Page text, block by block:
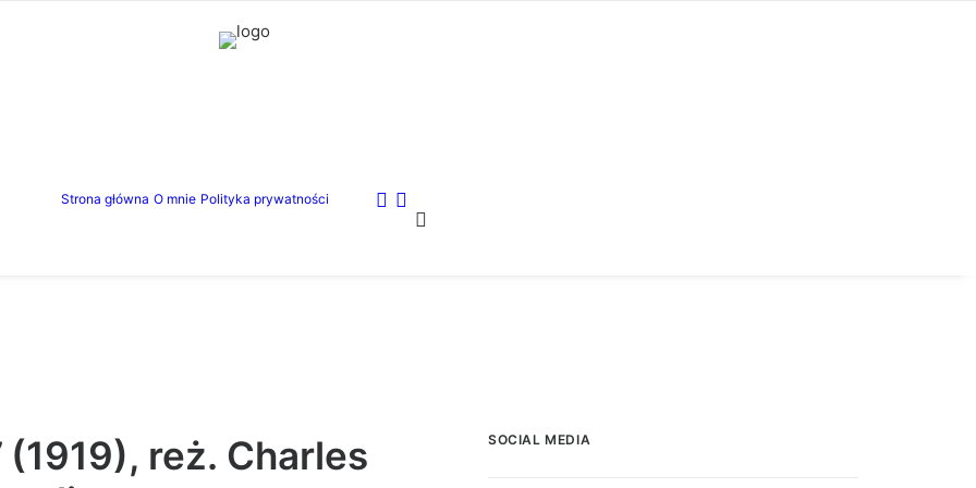
Strona główna O mnie Polityka prywatności
(1919), reż. Charles
SOCIAL MEDIA